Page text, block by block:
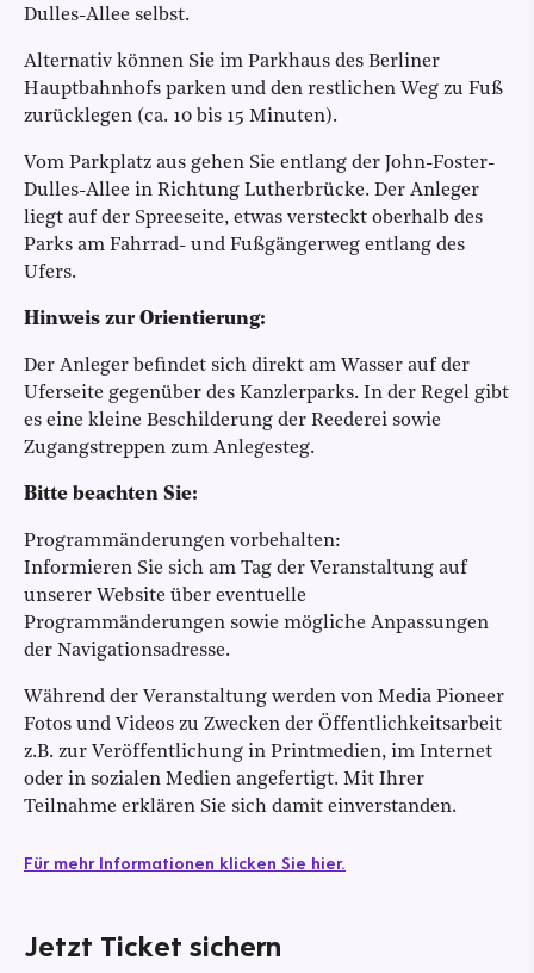
Dulles-Allee selbst.
Alternativ können Sie im Parkhaus des Berliner
Hauptbahnhofs parken und den restlichen Weg zu Fuß
zurücklegen (ca. 10 bis 15 Minuten).
Vom Parkplatz aus gehen Sie entlang der John-Foster-
Dulles-Allee in Richtung Lutherbrücke. Der Anleger
liegt auf der Spreeseite, etwas versteckt oberhalb des
Parks am Fahrrad- und Fußgängerweg entlang des
Ufers.
Hinweis zur Orientierung:
Der Anleger befindet sich direkt am Wasser auf der
Uferseite gegenüber des Kanzlerparks. In der Regel gibt
es eine kleine Beschilderung der Reederei sowie
Zugangstreppen zum Anlegesteg.
Bitte beachten Sie:
Programmänderungen vorbehalten:
Informieren Sie sich am Tag der Veranstaltung auf
unserer Website über eventuelle
Programmänderungen sowie mögliche Anpassungen
der Navigationsadresse.
Während der Veranstaltung werden von Media Pioneer
Fotos und Videos zu Zwecken der Öffentlichkeitsarbeit
z.B. zur Veröffentlichung in Printmedien, im Internet
oder in sozialen Medien angefertigt. Mit Ihrer
Teilnahme erklären Sie sich damit einverstanden.
Für mehr Informationen klicken Sie hier.
Jetzt Ticket sichern